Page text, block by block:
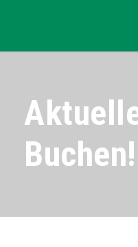
Buchen!